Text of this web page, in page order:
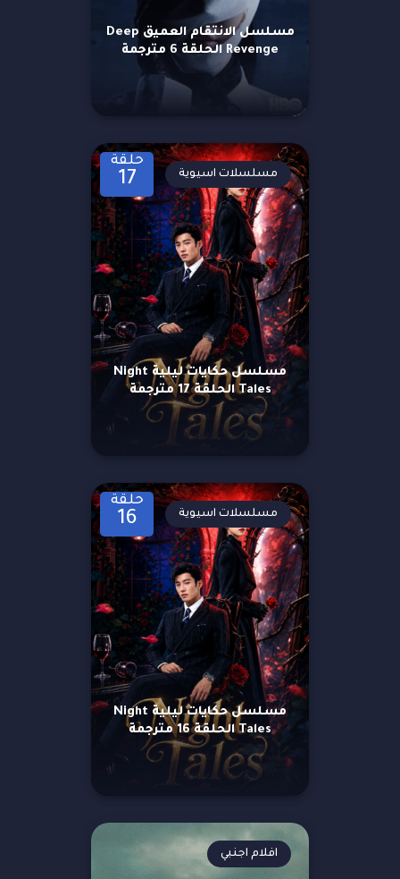
مسلسل الانتقام العميق Deep
Revenge الحلقة 6 مترجمة
حلقة
17
مسلسل حكايات ليلية Night
Tales الحلقة 17 مترجمة
مسلسلات اسيوية
حلقة
16
مسلسل حكايات ليلية Night
Tales الحلقة 16 مترجمة
مسلسلات اسيوية
افلام اجنبي